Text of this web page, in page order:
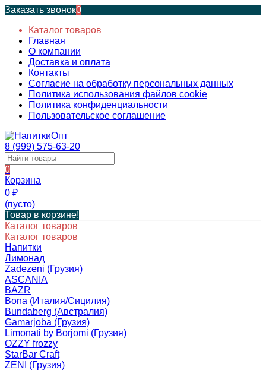
Заказать звонок0
Каталог товаров
Главная
О компании
Доставка и оплата
Контакты
Согласие на обработку персональных данных
Политика использования файлов cookie
Политика конфиденциальности
Пользовательское соглашение
8 (999) 575-63-20
0
Корзина
0 ₽
(пусто)
Товар в корзине!
Каталог товаров
Каталог товаров
Напитки
Лимонад
Zadezeni (Грузия)
ASCANIA
BAZR
Bona (Италия/Сицилия)
Bundaberg (Австралия)
Gamarjoba (Грузия)
Limonati by Borjomi (Грузия)
OZZY frozzy
StarBar Craft
ZENI (Грузия)